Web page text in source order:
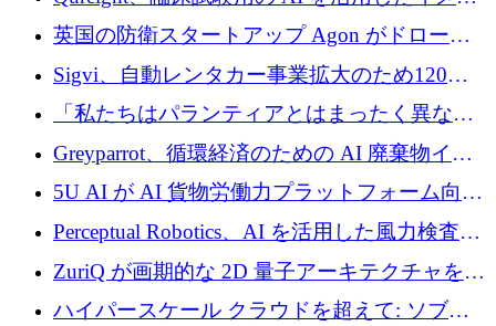
ジング プラットフォームを拡張するためにシ
リーズ B で 2,000 万ドルを確保
英国の防衛スタートアップ Agon がドローン
攻撃に対抗する仮想戦場を構築、3,000 万ドル
を調達
Sigvi、自動レンタカー事業拡大のため120万
ユーロを調達
「私たちはパランティアとはまったく異なる
会社です」とフランス人の「控えめな」後任
者は言う
Greyparrot、循環経済のための AI 廃棄物イン
テリジェンスを拡張するためにシリーズ B で
2,700 万ドルを確保
5U AI が AI 貨物労働力プラットフォーム向け
に 320 万ドルのプレシードを獲得
Perceptual Robotics、AI を活用した風力検査の
規模拡大に向けて 400 万ポンド以上を確保
ZuriQ が画期的な 2D 量子アーキテクチャを拡
張するために 2,550 万ドルを調達
ハイパースケール クラウドを超えて: ソブリ